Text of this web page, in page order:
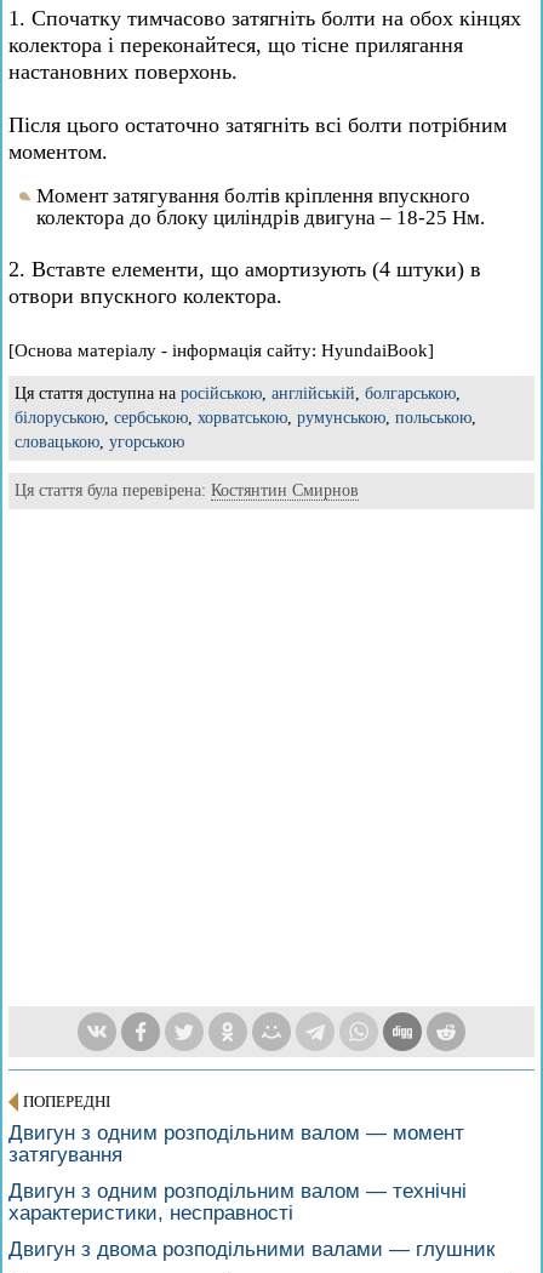
1. Спочатку тимчасово затягніть болти на обох кінцях
колектора і переконайтеся, що тісне прилягання
настановних поверхонь.
Після цього остаточно затягніть всі болти потрібним
моментом.
Момент затягування болтів кріплення впускного
колектора до блоку циліндрів двигуна – 18-25 Нм.
2. Вставте елементи, що амортизують (4 штуки) в
отвори впускного колектора.
[Основа матеріалу - інформація сайту: HyundaiBook]
Ця стаття доступна на російською, англійській, болгарською,
білоруською, сербською, хорватською, румунською, польською,
словацькою, угорською
Ця стаття була перевірена: Костянтин Смирнов
ПОПЕРЕДНІ
Двигун з одним розподільним валом — момент
затягування
Двигун з одним розподільним валом — технічні
характеристики, несправності
Двигун з двома розподільними валами — глушник